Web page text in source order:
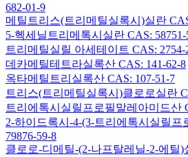
682-01-9
메틸트리스(트리메틸실록시)실란
5-헥세닐트리메톡시실란 CAS: 58751-
트리메틸실릴 아세테이트 CAS: 2754-
데카메틸테트라실록산 CAS: 141-62-8
옥타메틸트리실록산 CAS: 107-51-7
트리스(트리메틸실록시)클로로실란
트리에톡시실릴프로필말레아미드산
2-하이드록시-4-(3-트리에톡시실릴프
79876-59-8
클로로-디메틸-(2-나프탈레닐-2-에틸)